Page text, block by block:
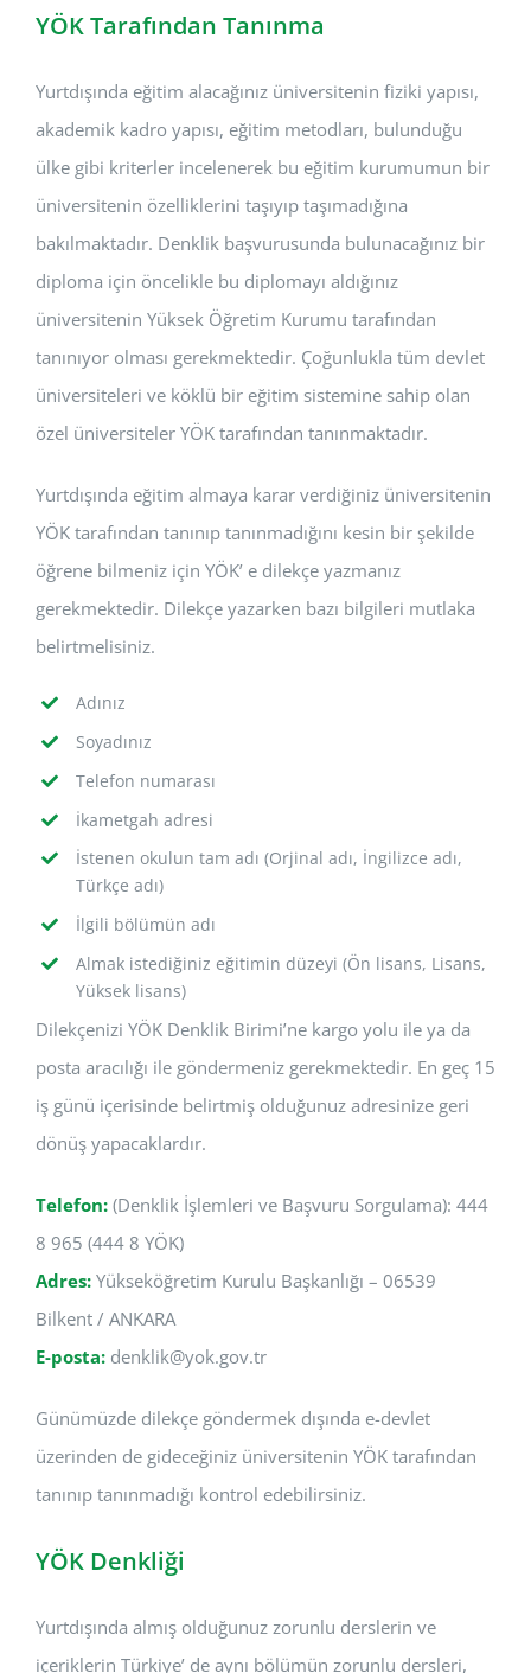
YÖK Tarafından Tanınma
Yurtdışında eğitim alacağınız üniversitenin fiziki yapısı,
akademik kadro yapısı, eğitim metodları, bulunduğu
ülke gibi kriterler incelenerek bu eğitim kurumumun bir
üniversitenin özelliklerini taşıyıp taşımadığına
bakılmaktadır. Denklik başvurusunda bulunacağınız bir
diploma için öncelikle bu diplomayı aldığınız
üniversitenin Yüksek Öğretim Kurumu tarafından
tanınıyor olması gerekmektedir. Çoğunlukla tüm devlet
üniversiteleri ve köklü bir eğitim sistemine sahip olan
özel üniversiteler YÖK tarafından tanınmaktadır.
Yurtdışında eğitim almaya karar verdiğiniz üniversitenin
YÖK tarafından tanınıp tanınmadığını kesin bir şekilde
öğrene bilmeniz için YÖK’ e dilekçe yazmanız
gerekmektedir. Dilekçe yazarken bazı bilgileri mutlaka
belirtmelisiniz.
Adınız
Soyadınız
Telefon numarası
İkametgah adresi
İstenen okulun tam adı (Orjinal adı, İngilizce adı,
Türkçe adı)
İlgili bölümün adı
Almak istediğiniz eğitimin düzeyi (Ön lisans, Lisans,
Yüksek lisans)
Dilekçenizi YÖK Denklik Birimi’ne kargo yolu ile ya da
posta aracılığı ile göndermeniz gerekmektedir. En geç 15
iş günü içerisinde belirtmiş olduğunuz adresinize geri
dönüş yapacaklardır.
Telefon: (Denklik İşlemleri ve Başvuru Sorgulama): 444
8 965 (444 8 YÖK)
Adres: Yükseköğretim Kurulu Başkanlığı – 06539
Bilkent / ANKARA
E-posta: denklik@yok.gov.tr
Günümüzde dilekçe göndermek dışında e-devlet
üzerinden de gideceğiniz üniversitenin YÖK tarafından
tanınıp tanınmadığı kontrol edebilirsiniz.
YÖK Denkliği
Yurtdışında almış olduğunuz zorunlu derslerin ve
içeriklerin Türkiye’ de aynı bölümün zorunlu dersleri,